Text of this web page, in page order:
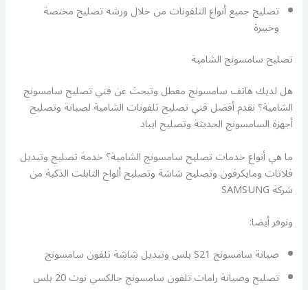
تصليح جميع أنواع التلفونات من خلال ورشه تصليح مختصة
وخبيرة
تصليح سامسونج الشامية
هل لديك هاتف سامسونج معطل وتبحث عن فني تصليح سامسونج
الشامية؟ نقدم أفضل فني تصليح تلفونات الشامية لصيانة وتصليح
أجهزة السامسونج الحديثة وتصليح ايباد
ما هي أنواع خدمات تصليح سامسونج الشامية؟ خدمة تصليح وتبديل
فلاتات ومايكرفون وتصليح شاشة وتصليح ألواح التابلت الذكية من
شركة SAMSUNG
ونوفر أيضا:
صيانة سامسونج S21 بلس وتبديل شاشة تلفون سامسونج
تصليح وصيانة رامات تلفون سامسونج جالكسي نوت 20 بلس